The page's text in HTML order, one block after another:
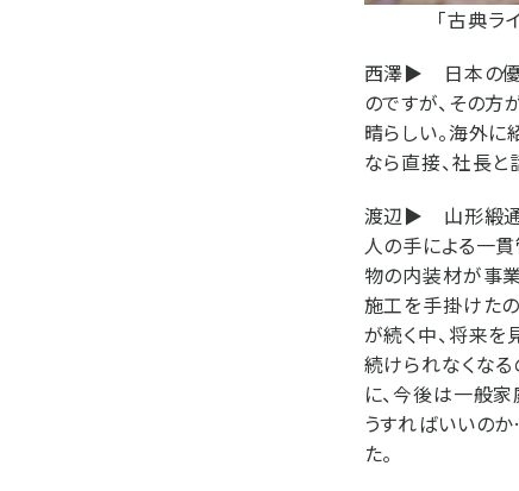
「古典ラ
西澤▶ 日本の
のですが、その方
晴らしい。海外に
なら直接、社長と
渡辺▶ 山形緞通
人の手による一
物の内装材が事
施工を手掛けたの
が続く中、将来を
続けられなくな
に、今後は一般
うすればいいの
た。